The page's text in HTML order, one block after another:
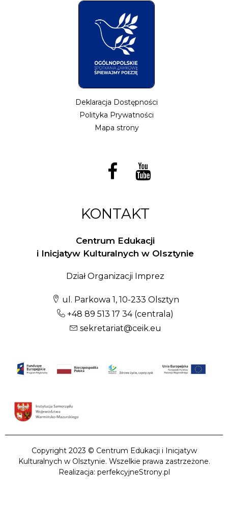
Deklaracja Dostępności
Polityka Prywatności
Mapa strony
KONTAKT
Centrum Edukacji
i Inicjatyw Kulturalnych w Olsztynie
Dział Organizacji Imprez
ul. Parkowa 1, 10-233 Olsztyn
+48 89 513 17 34(centrala)
sekretariat@ceik.eu
Copyright 2023 © Centrum Edukacji i Inicjatyw
Kulturalnych w Olsztynie. Wszelkie prawa zastrzeżone.
Realizacja: perfekcyjneStrony.pl